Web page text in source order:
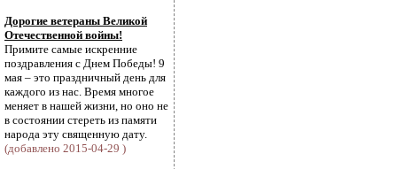
Дорогие ветераны Великой
Отечественной войны!
Примите самые искренние
поздравления с Днем Победы! 9
мая – это праздничный день для
каждого из нас. Время многое
меняет в нашей жизни, но оно не
в состоянии стереть из памяти
народа эту священную дату.
(добавлено 2015-04-29 )